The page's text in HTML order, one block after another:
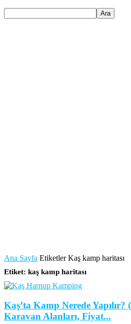
Ana Sayfa Etiketler Kaş kamp haritası
Etiket: kaş kamp haritası
Kaş’ta Kamp Nerede Yapılır?
Karavan Alanları, Fiyat...